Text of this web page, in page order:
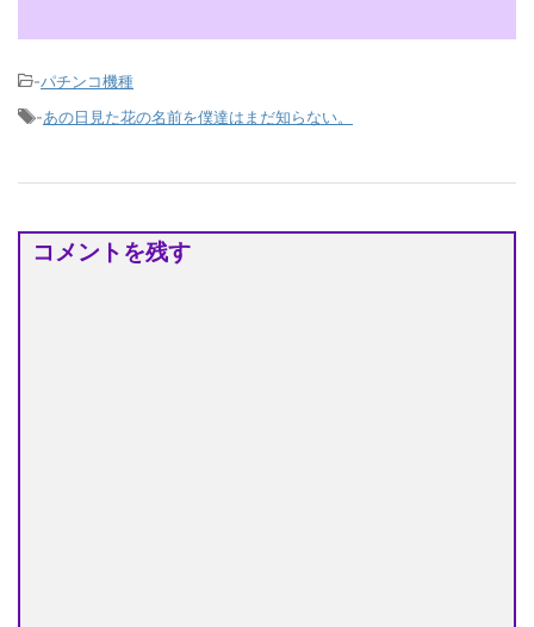
-パチンコ機種
-あの日見た花の名前を僕達はまだ知らない。
コメントを残す